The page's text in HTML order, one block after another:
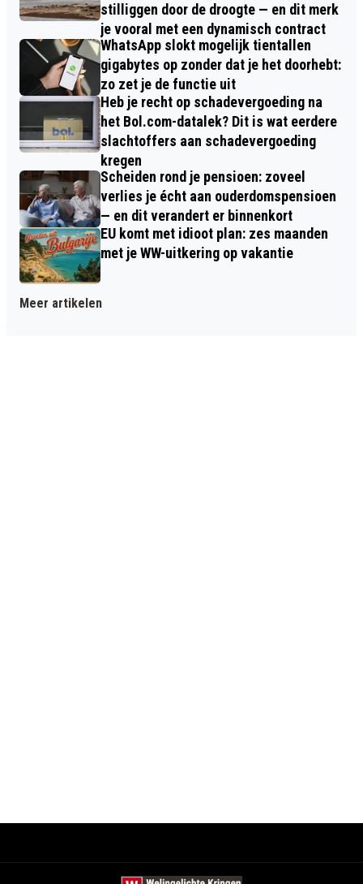
stilliggen door de droogte — en dit merk
je vooral met een dynamisch contract
WhatsApp slokt mogelijk tientallen
gigabytes op zonder dat je het doorhebt:
zo zet je de functie uit
Heb je recht op schadevergoeding na
het Bol.com-datalek? Dit is wat eerdere
slachtoffers aan schadevergoeding
kregen
Scheiden rond je pensioen: zoveel
verlies je écht aan ouderdomspensioen
— en dit verandert er binnenkort
EU komt met idioot plan: zes maanden
met je WW-uitkering op vakantie
Meer artikelen